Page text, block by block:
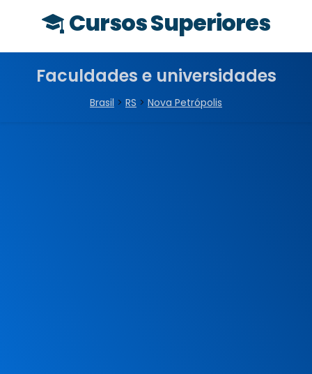
Cursos Superiores
Faculdades e universidades
Brasil > RS > Nova Petrópolis